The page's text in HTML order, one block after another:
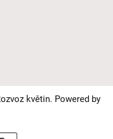
květin. Powered by